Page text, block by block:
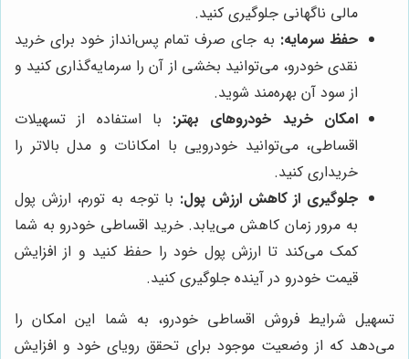
مالی ناگهانی جلوگیری کنید.
حفظ سرمایه: به جای صرف تمام پس‌انداز خود برای خرید
نقدی خودرو، می‌توانید بخشی از آن را سرمایه‌گذاری کنید و
از سود آن بهره‌مند شوید.
امکان خرید خودروهای بهتر: با استفاده از تسهیلات
اقساطی، می‌توانید خودرویی با امکانات و مدل بالاتر را
خریداری کنید.
جلوگیری از کاهش ارزش پول: با توجه به تورم، ارزش پول
به مرور زمان کاهش می‌یابد. خرید اقساطی خودرو به شما
کمک می‌کند تا ارزش پول خود را حفظ کنید و از افزایش
قیمت خودرو در آینده جلوگیری کنید.
تسهیل شرایط فروش اقساطی خودرو، به شما این امکان را
می‌دهد که از وضعیت موجود برای تحقق رویای خود و افزایش